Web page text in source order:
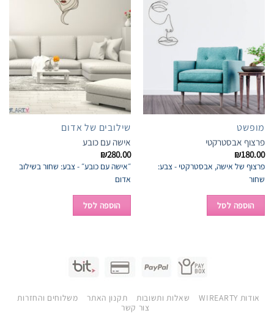
Add to
wishlist
מופשט
פרצוף אבסטרקטי
₪180.00
פרצוף של אישה, אבסטרקטי - צבע:
שחור
הוספה לסל
שילובים של אדום
אישה עם כובע
₪280.00
״אישה עם כובע״ - צבע: שחור בשילוב
אדום
הוספה לסל
אודות WIREARTY שאלות ותשובות תקנון האתר
משלוחים והחזרות
צור קשר